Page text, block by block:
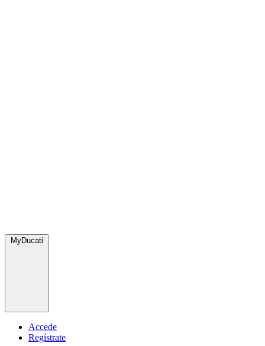
MyDucati
Accede
Regístrate